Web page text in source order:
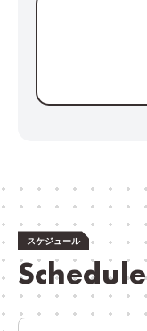
スケジュール
Schedule